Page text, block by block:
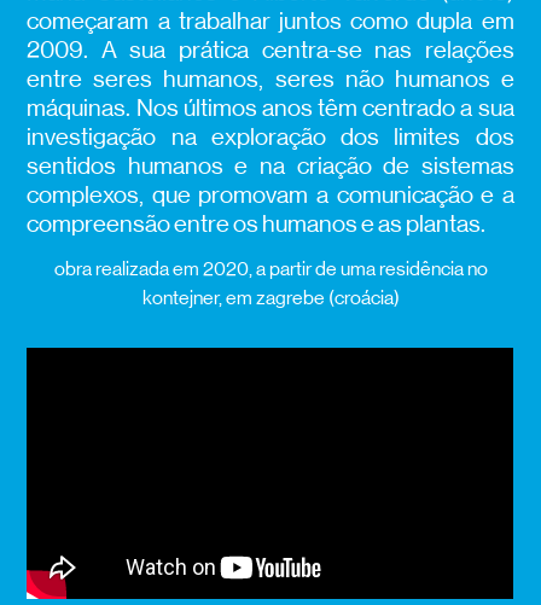
começaram a trabalhar juntos como dupla em
2009. A sua prática centra-se nas relações
entre seres humanos, seres não humanos e
máquinas. Nos últimos anos têm centrado a sua
investigação na exploração dos limites dos
sentidos humanos e na criação de sistemas
complexos, que promovam a comunicação e a
compreensão entre os humanos e as plantas.
obra realizada em 2020, a partir de uma residência no
kontejner, em zagrebe (croácia)